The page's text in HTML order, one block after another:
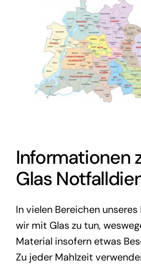
Informationen
Glas
In vielen Bereichen
wir mit Glas zu tun,
Material insofern etwas
Zu jeder Mahlzeit